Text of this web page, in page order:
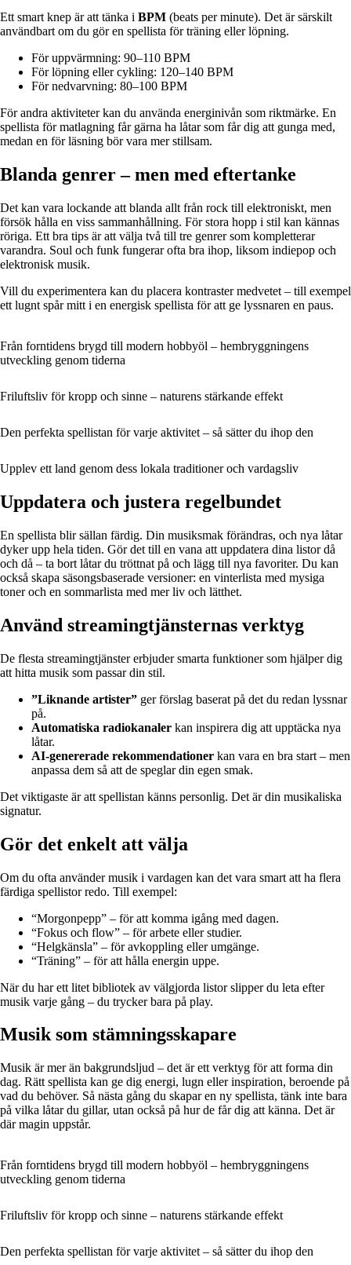
Ett smart knep är att tänka i BPM (beats per minute). Det är särskilt
användbart om du gör en spellista för träning eller löpning.
För uppvärmning: 90–110 BPM
För löpning eller cykling: 120–140 BPM
För nedvarvning: 80–100 BPM
För andra aktiviteter kan du använda energinivån som riktmärke. En
spellista för matlagning får gärna ha låtar som får dig att gunga med,
medan en för läsning bör vara mer stillsam.
Blanda genrer – men med eftertanke
Det kan vara lockande att blanda allt från rock till elektroniskt, men
försök hålla en viss sammanhållning. För stora hopp i stil kan kännas
röriga. Ett bra tips är att välja två till tre genrer som kompletterar
varandra. Soul och funk fungerar ofta bra ihop, liksom indiepop och
elektronisk musik.
Vill du experimentera kan du placera kontraster medvetet – till exempel
ett lugnt spår mitt i en energisk spellista för att ge lyssnaren en paus.
Från forntidens brygd till modern hobbyöl – hembryggningens
utveckling genom tiderna
Friluftsliv för kropp och sinne – naturens stärkande effekt
Den perfekta spellistan för varje aktivitet – så sätter du ihop den
Upplev ett land genom dess lokala traditioner och vardagsliv
Uppdatera och justera regelbundet
En spellista blir sällan färdig. Din musiksmak förändras, och nya låtar
dyker upp hela tiden. Gör det till en vana att uppdatera dina listor då
och då – ta bort låtar du tröttnat på och lägg till nya favoriter. Du kan
också skapa säsongsbaserade versioner: en vinterlista med mysiga
toner och en sommarlista med mer liv och lätthet.
Använd streamingtjänsternas verktyg
De flesta streamingtjänster erbjuder smarta funktioner som hjälper dig
att hitta musik som passar din stil.
”Liknande artister” ger förslag baserat på det du redan lyssnar
på.
Automatiska radiokanaler kan inspirera dig att upptäcka nya
låtar.
AI-genererade rekommendationer kan vara en bra start – men
anpassa dem så att de speglar din egen smak.
Det viktigaste är att spellistan känns personlig. Det är din musikaliska
signatur.
Gör det enkelt att välja
Om du ofta använder musik i vardagen kan det vara smart att ha flera
färdiga spellistor redo. Till exempel:
“Morgonpepp” – för att komma igång med dagen.
“Fokus och flow” – för arbete eller studier.
“Helgkänsla” – för avkoppling eller umgänge.
“Träning” – för att hålla energin uppe.
När du har ett litet bibliotek av välgjorda listor slipper du leta efter
musik varje gång – du trycker bara på play.
Musik som stämningsskapare
Musik är mer än bakgrundsljud – det är ett verktyg för att forma din
dag. Rätt spellista kan ge dig energi, lugn eller inspiration, beroende på
vad du behöver. Så nästa gång du skapar en ny spellista, tänk inte bara
på vilka låtar du gillar, utan också på hur de får dig att känna. Det är
där magin uppstår.
Från forntidens brygd till modern hobbyöl – hembryggningens
utveckling genom tiderna
Friluftsliv för kropp och sinne – naturens stärkande effekt
Den perfekta spellistan för varje aktivitet – så sätter du ihop den